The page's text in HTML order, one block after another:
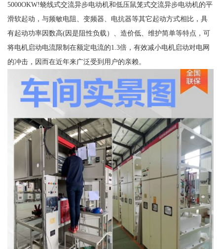
5000OKW!蛲线式交流异步电动机和低压鼠笼式交流异步电动机的平
滑软起动，与频敏电阻、变频器、电抗器等其它起动方式相比，具
有起动功率因数高(因是阻性负载）、造价低、维护简单等特点，可
将电机启动电流限制在额定电流的1.3倍，有效减小电机启动对电网
的冲击，因而在近年来广泛受到用户的亲赖。